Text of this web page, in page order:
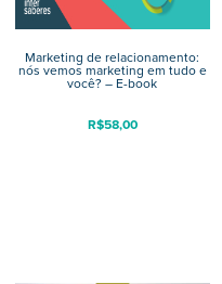
Marketing de relacionamento:
nós vemos marketing em tudo e
você? – E-book
R$58,00